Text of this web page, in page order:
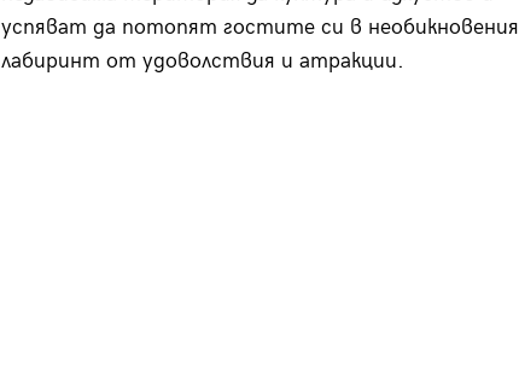
успяват да потопят гостите си в необикновения
лабиринт от удоволствия и атракции.